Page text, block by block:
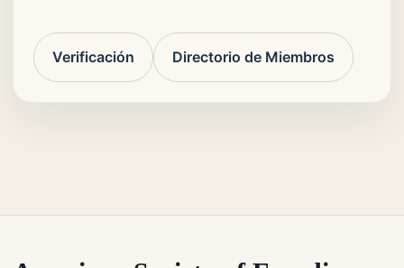
Verificación Directorio de Miembros